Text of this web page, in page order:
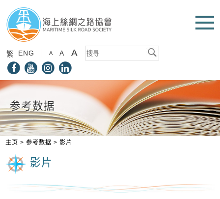
繁 ENG A A A
参考数据
主页 >参考数据 >影片
影片